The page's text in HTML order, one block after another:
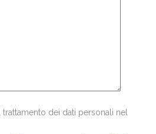
dei dati personali nel